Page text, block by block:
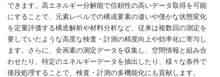
できます。高エネルギー分解能で信頼性の高いデータ取得を可能
にすることで、元素レベルでの構成要素の違いや僅かな状態変化
を定量評価する構造解析や材料分析など、従来は複数回の測定を
要していたような高度な検査・計測の精度向上や効率化に寄与し
ます。さらに、全画素の測定データを収集し、空間情報と組み合
わせたり、特定のエネルギーデータを抽出したり、様々な条件で
後段処理することで、検査・計測の多機能化にも貢献します。